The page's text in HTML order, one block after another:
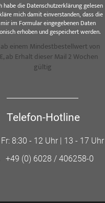
habe die Datenschutzerklärung gelesen
mich damit einverstanden, dass die
im Formular eingegebenen Daten
erhoben und gespeichert werden.
einem Mindestbestellwert von
ab Erhalt dieser Mail 2 Wochen
gültig
Telefon-Hotline
8:30 - 12 Uhr | 13 - 17 Uhr
+49 (0) 6028 / 406258-0